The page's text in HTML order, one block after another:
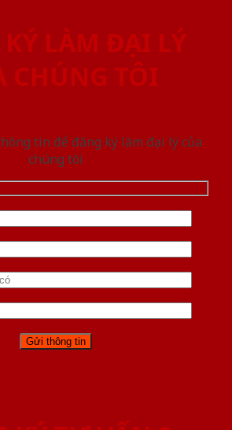
LÀM ĐẠI LÝ
CHÚNG TÔI
tin để đăng ký làm đại lý của
chúng tôi